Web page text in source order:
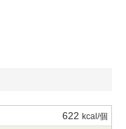
622 kcal/個